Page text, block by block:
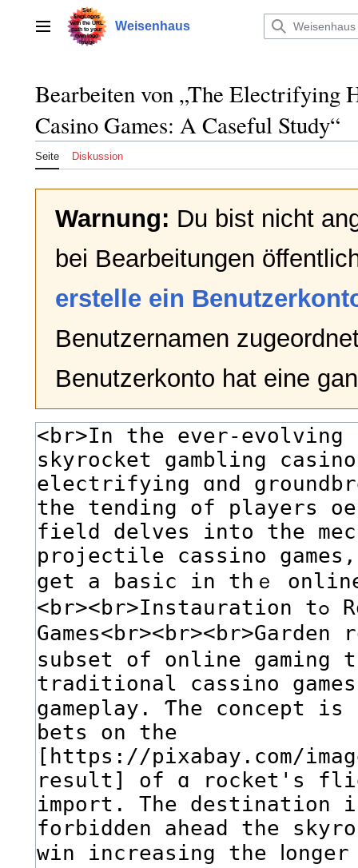
springenHauptmenü Weisenhaus
Bearbeiten von „The Electrifying
Casino Games: A Caseful Study“
Seite Diskussion
Warnung: Du bist nicht
bei Bearbeitungen
erstelle ein
Benutzernamen
Benutzerkonto hat eine